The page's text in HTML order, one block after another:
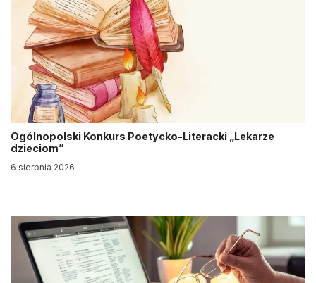
Ogólnopolski Konkurs Poetycko-Literacki „Lekarze
dzieciom”
6 sierpnia 2026